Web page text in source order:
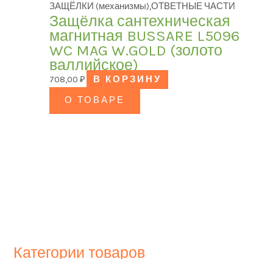
Категории товаров
ЗАЩЁЛКИ (механизмы),ОТВЕТНЫЕ ЧАСТИ
Защёлка сантехническая
магнитная BUSSARE L5096
WC MAG W.GOLD (золото
валлийское)
708,00 ₽
В КОРЗИНУ
О ТОВАРЕ